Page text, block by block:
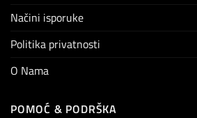
Načini isporuke
Politika privatnosti
O Nama
POMOĆ & PODRŠKA